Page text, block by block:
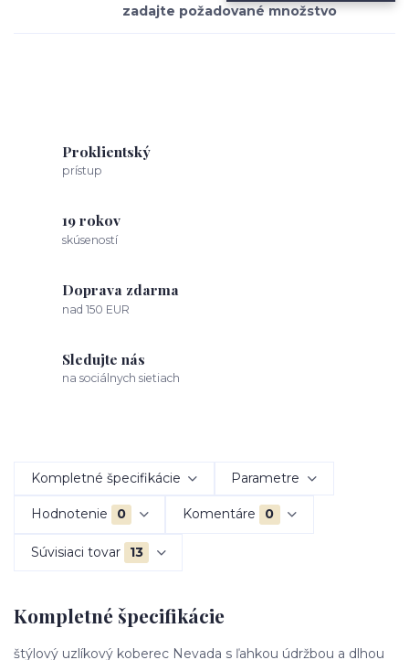
Proklientský
prístup
19 rokov
skúseností
Doprava zdarma
nad 150 EUR
Sledujte nás
na sociálnych sietiach
Kompletné špecifikácie Parametre
Hodnotenie 0 Komentáre 0
Súvisiaci tovar 13
Kompletné špecifikácie
štýlový uzlíkový koberec Nevada s ľahkou údržbou a dlhou